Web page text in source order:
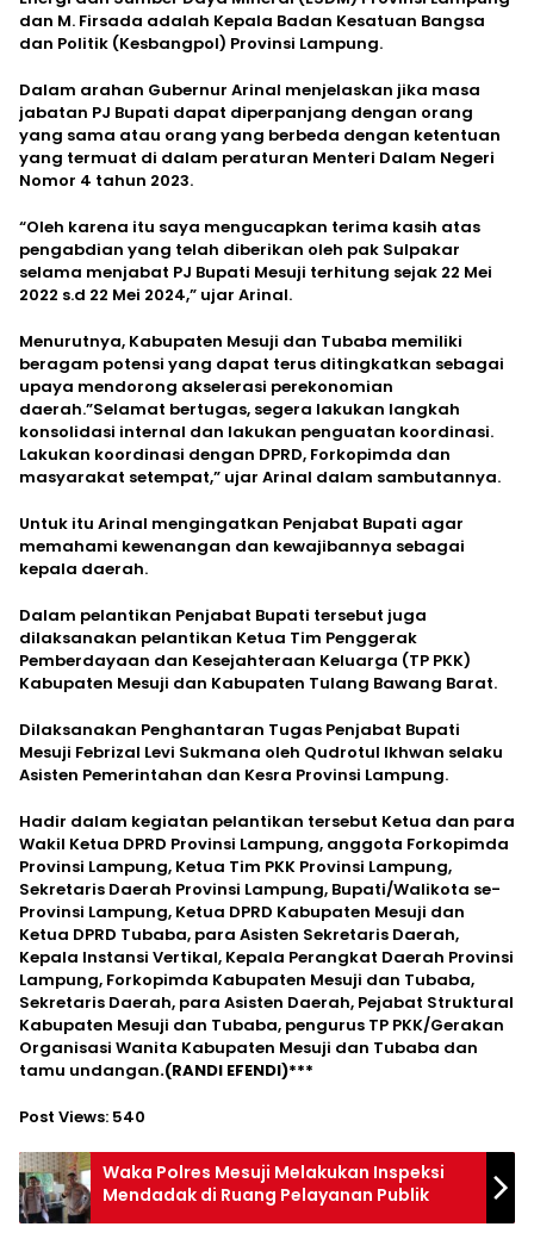
dan M. Firsada adalah Kepala Badan Kesatuan Bangsa
dan Politik (Kesbangpol) Provinsi Lampung.
Dalam arahan Gubernur Arinal menjelaskan jika masa
jabatan PJ Bupati dapat diperpanjang dengan orang
yang sama atau orang yang berbeda dengan ketentuan
yang termuat di dalam peraturan Menteri Dalam Negeri
Nomor 4 tahun 2023.
“Oleh karena itu saya mengucapkan terima kasih atas
pengabdian yang telah diberikan oleh pak Sulpakar
selama menjabat PJ Bupati Mesuji terhitung sejak 22 Mei
2022 s.d 22 Mei 2024,” ujar Arinal.
Menurutnya, Kabupaten Mesuji dan Tubaba memiliki
beragam potensi yang dapat terus ditingkatkan sebagai
upaya mendorong akselerasi perekonomian
daerah.”Selamat bertugas, segera lakukan langkah
konsolidasi internal dan lakukan penguatan koordinasi.
Lakukan koordinasi dengan DPRD, Forkopimda dan
masyarakat setempat,” ujar Arinal dalam sambutannya.
Untuk itu Arinal mengingatkan Penjabat Bupati agar
memahami kewenangan dan kewajibannya sebagai
kepala daerah.
Dalam pelantikan Penjabat Bupati tersebut juga
dilaksanakan pelantikan Ketua Tim Penggerak
Pemberdayaan dan Kesejahteraan Keluarga (TP PKK)
Kabupaten Mesuji dan Kabupaten Tulang Bawang Barat.
Dilaksanakan Penghantaran Tugas Penjabat Bupati
Mesuji Febrizal Levi Sukmana oleh Qudrotul Ikhwan selaku
Asisten Pemerintahan dan Kesra Provinsi Lampung.
Hadir dalam kegiatan pelantikan tersebut Ketua dan para
Wakil Ketua DPRD Provinsi Lampung, anggota Forkopimda
Provinsi Lampung, Ketua Tim PKK Provinsi Lampung,
Sekretaris Daerah Provinsi Lampung, Bupati/Walikota se-
Provinsi Lampung, Ketua DPRD Kabupaten Mesuji dan
Ketua DPRD Tubaba, para Asisten Sekretaris Daerah,
Kepala Instansi Vertikal, Kepala Perangkat Daerah Provinsi
Lampung, Forkopimda Kabupaten Mesuji dan Tubaba,
Sekretaris Daerah, para Asisten Daerah, Pejabat Struktural
Kabupaten Mesuji dan Tubaba, pengurus TP PKK/Gerakan
Organisasi Wanita Kabupaten Mesuji dan Tubaba dan
tamu undangan.(RANDI EFENDI)***
Post Views: 540
Waka Polres Mesuji Melakukan Inspeksi
Mendadak di Ruang Pelayanan Publik